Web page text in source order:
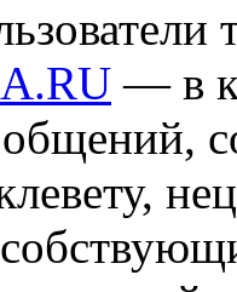
— в